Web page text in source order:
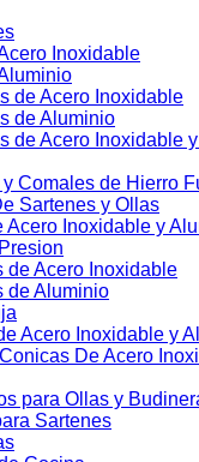
Inoxidable
de Acero Inoxidable
de Aluminio
de Acero Inoxidable
y Comales de Hierro
Sartenes y Ollas
Acero Inoxidable y
de Acero Inoxidable
de Aluminio
Acero Inoxidable y
De Acero
para Ollas y
Sartenes